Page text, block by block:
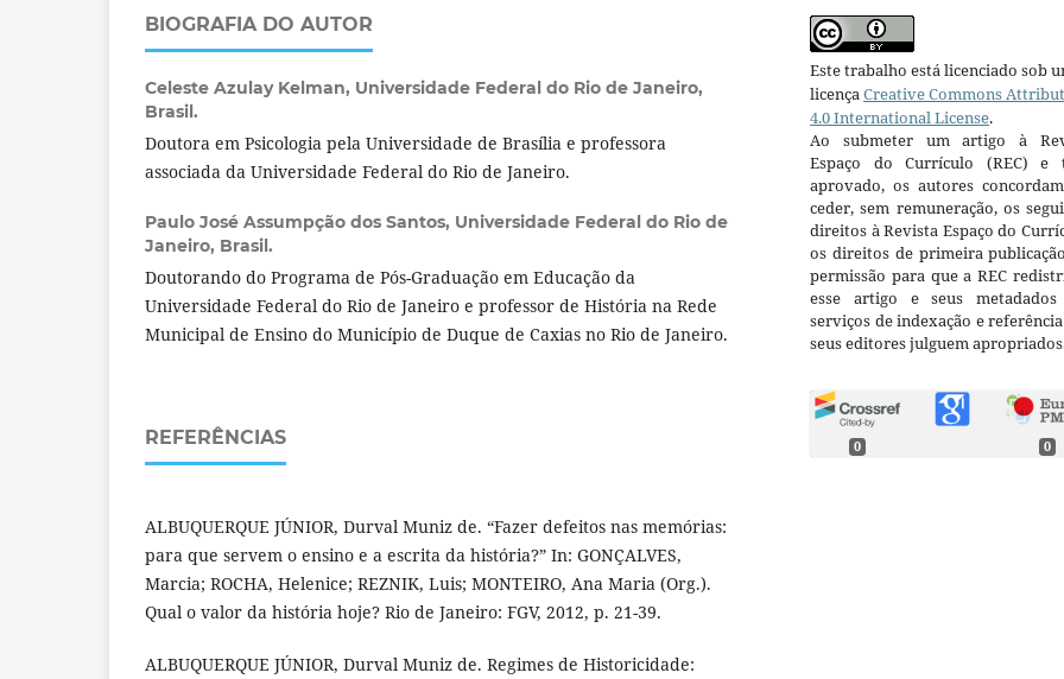
BIOGRAFIA DO AUTOR
Celeste Azulay Kelman, Universidade Federal do Rio de Janeiro,
Brasil.
Doutora em Psicologia pela Universidade de Brasília e professora
associada da Universidade Federal do Rio de Janeiro.
Paulo José Assumpção dos Santos, Universidade Federal do Rio de
Janeiro, Brasil.
Doutorando do Programa de Pós-Graduação em Educação da
Universidade Federal do Rio de Janeiro e professor de História na Rede
Municipal de Ensino do Município de Duque de Caxias no Rio de Janeiro.
REFERÊNCIAS
ALBUQUERQUE JÚNIOR, Durval Muniz de. “Fazer defeitos nas memórias:
para que servem o ensino e a escrita da história?” In: GONÇALVES,
Marcia; ROCHA, Helenice; REZNIK, Luis; MONTEIRO, Ana Maria (Org.).
Qual o valor da história hoje? Rio de Janeiro: FGV, 2012, p. 21-39.
ALBUQUERQUE JÚNIOR, Durval Muniz de. Regimes de Historicidade:
Este trabalho está licenciado sob
licença Creative Commons
4.0 International License.
Ao submeter um artigo à
Espaço do Currículo (REC) e
aprovado, os autores
ceder, sem remuneração, os
direitos à Revista Espaço do
os direitos de primeira
permissão para que a REC
esse artigo e seus metadados
serviços de indexação e
seus editores julguem
0 0